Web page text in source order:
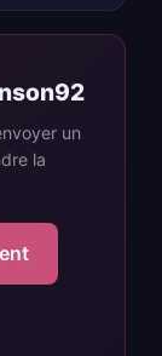
un
la